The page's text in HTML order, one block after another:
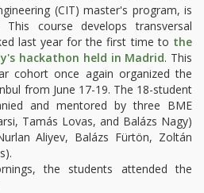
(CIT) master's program, is
course develops transversal
last year for the first time to the
hackathon held in Madrid. This
cohort once again organized the
from June 17-19. The 18-student
and mentored by three BME
Tamás Lovas, and Balázs Nagy)
Aliyev, Balázs Fürtön, Zoltán
the students attended the